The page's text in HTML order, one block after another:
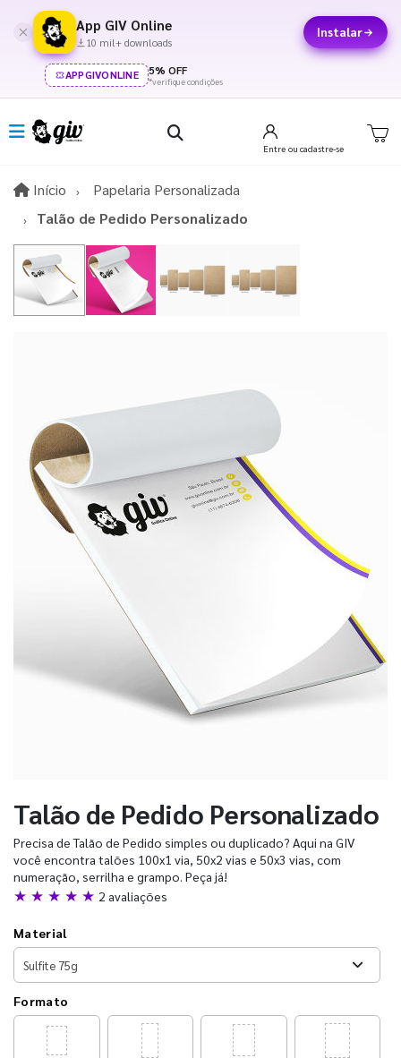
App GIV Online
10 mil+ downloads
Instalar
APPGIVONLINE 5% OFF
*verifique condições
Entre ou cadastre-se
Início InícioPapelaria Personalizada
Talão de Pedido Personalizado
Talão de Pedido Personalizado
Precisa de Talão de Pedido simples ou duplicado? Aqui na GIV
você encontra talões 100x1 via, 50x2 vias e 50x3 vias, com
numeração, serrilha e grampo. Peça já!
★ ★ ★ ★ ★ 2 avaliações
Material
Formato